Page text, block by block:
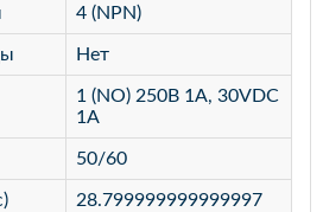
4 (NPN)
Нет
1 (NO) 250В 1А, 30VDC
1А
50/60
28.799999999999997